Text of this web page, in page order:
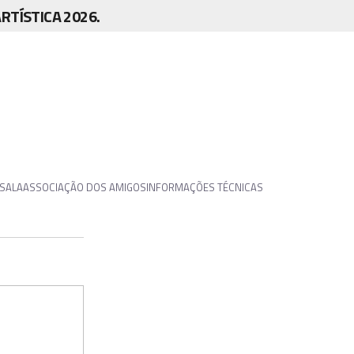
2026.
ASSOCIAÇÃO DOS AMIGOSINFORMAÇÕES TÉCNICAS